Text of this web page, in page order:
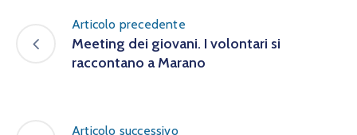
Articolo precedente
Meeting dei giovani. I volontari si
raccontano a Marano
Articolo successivo